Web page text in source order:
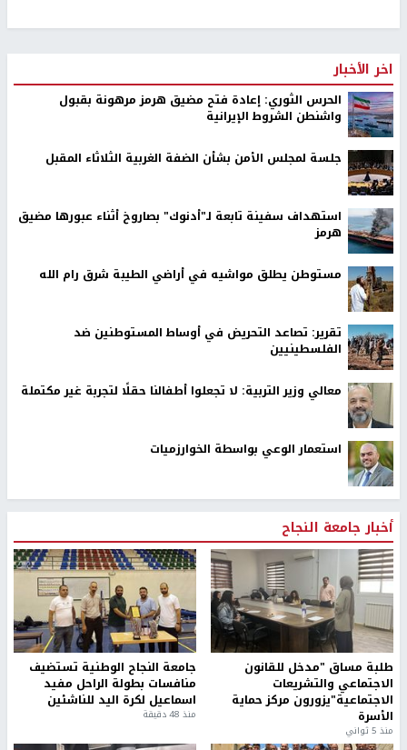
اخر الأخبار
الحرس الثوري: إعادة فتح مضيق هرمز مرهونة بقبول
واشنطن الشروط الإيرانية
جلسة لمجلس الأمن بشأن الضفة الغربية الثلاثاء المقبل
استهداف سفينة تابعة لـ"أدنوك" بصاروخ أثناء عبورها مضيق
هرمز
مستوطن يطلق مواشيه في أراضي الطيبة شرق رام الله
تقرير: تصاعد التحريض في أوساط المستوطنين ضد
الفلسطينيين
معالي وزير التربية: لا تجعلوا أطفالنا حقلًا لتجربة غير مكتملة
استعمار الوعي بواسطة الخوارزميات
أخبار جامعة النجاح
طلبة مساق "مدخل للقانون
الاجتماعي والتشريعات
الاجتماعية"يزورون مركز حماية
الأسرة
منذ 5 ثواني
جامعة النجاح الوطنية تستضيف
منافسات بطولة الراحل مفيد
اسماعيل لكرة اليد للناشئين
منذ 48 دقيقة